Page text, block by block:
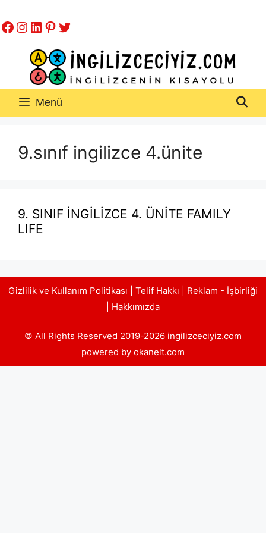
atla
Facebook
Instagram
LinkedIn
Pinterest
Twitter
Menü
9.sınıf ingilizce 4.ünite
9. SINIF İNGİLİZCE 4. ÜNİTE FAMILY
LIFE
Gizlilik ve Kullanım Politikası Telif Hakkı
Reklam - İşbirliği
Hakkımızda
© All Rights Reserved 2019-2026 ingilizceciyiz.com
powered by okanelt.com